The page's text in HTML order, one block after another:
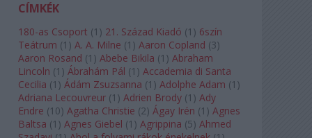
CÍMKÉK
180-as Csoport (1 ) 21. Század Kiadó (1 ) 6szín
Teátrum (1 ) A. A. Milne (1 ) Aaron Copland (3)
Aaron Rosand (1 ) Abebe Bikila (1 ) Abraham
Lincoln (1 ) Ábrahám Pál (1 ) Accademia di Santa
Cecilia (1 ) Ádám Zsuzsanna (1 ) Adolphe Adam (1 )
Adriana Lecouvreur (1 ) Adrien Brody (1 ) Ady
Endre (10) Agatha Christie (2) Ágay Irén (1 ) Agnes
Baltsa (1 ) Agnes Giebel (1 ) Agrippina (5) Ahmed